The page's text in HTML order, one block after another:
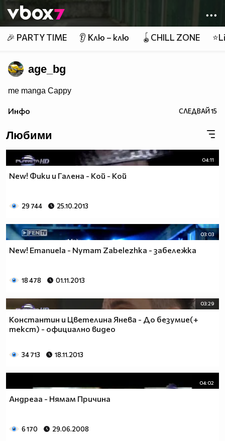
👾
🎉 PARTY TIME 👂 Клю – клю 🪀CHILL ZONE
age_bg
me manga Cappy
Инфо СЛЕДВАЙ15
Любими
04:11
New! Фики и Галена - Кой - Кой
29 744 25.10.2013
03:03
New! Emanuela - Nymam Zabelezhka - забележка
18 478 01.11.2013
03:29
Константин и Цветелина Янева - До безумие(+
текст) - официално видео
34 713 18.11.2013
04:02
Андреаа - Нямам Причина
6 170 29.06.2008